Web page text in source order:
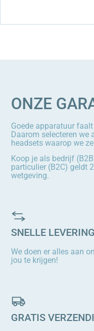
ONZE
Goede apparatuur
Daarom selecteren we
headsets waarop we
Koop je als bedrijf
particulier (B2C) geldt
wetgeving.
SNELLE LEVERING
We doen er alles aan
jou te krijgen!
GRATIS